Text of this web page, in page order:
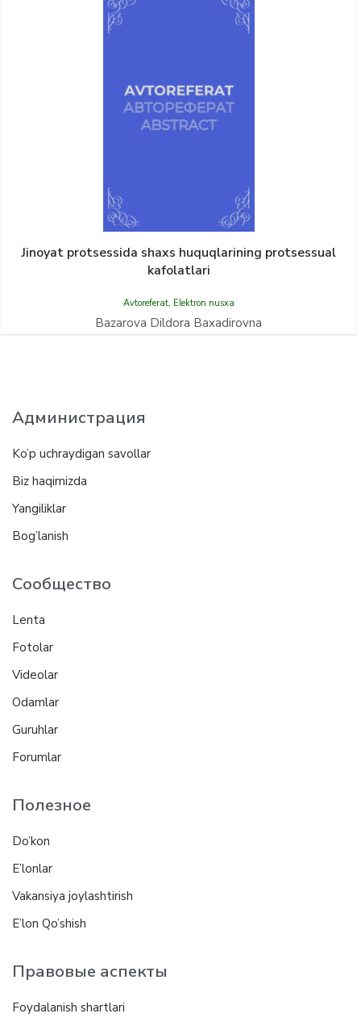
Jinoyat protsessida shaxs huquqlarining protsessual
kafolatlari
Avtoreferat, Elektron nusxa
Bazarova Dildora Baxadirovna
Администрация
Ko’p uchraydigan savollar
Biz haqimizda
Yangiliklar
Bog’lanish
Сообщество
Lenta
Fotolar
Videolar
Odamlar
Guruhlar
Forumlar
Полезное
Do’kon
E’lonlar
Vakansiya joylashtirish
E’lon Qo’shish
Правовые аспекты
Foydalanish shartlari